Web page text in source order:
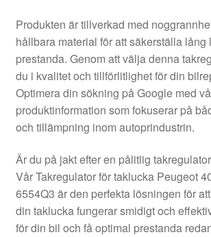
Reklamationsprocedur
Transport
Vagn
Världsomspännande frakt
Villkor
Produkten är tillverkad med
hållbara material för att säkerställa lång
prestanda. Genom att välja denna
du i kvalitet och tillförlitlighet för din
Optimera din sökning på Google med
produktinformation som fokuserar på
och tillämpning inom autoprindustrin.
Är du på jakt efter en pålitlig
Vår Takregulator för taklucka Peugeot
6554Q3 är den perfekta lösningen för
din taklucka fungerar smidigt och
för din bil och få optimal prestanda